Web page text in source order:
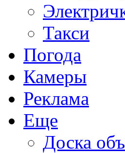
Такси
Погода
Камеры
Реклама
Еще
Доска